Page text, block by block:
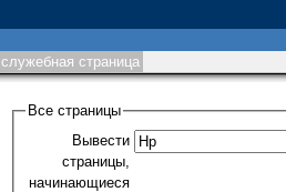
служебная страница
Все страницы
Вывести
страницы,
начинающиеся